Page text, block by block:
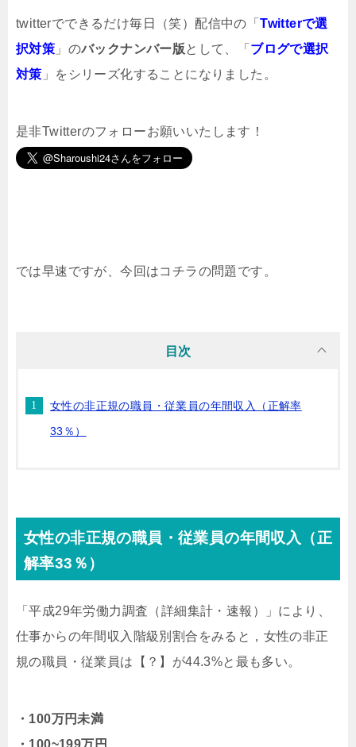
twitterでできるだけ毎日（笑）配信中の「Twitterで選
択対策 」のバックナンバー版として、「 ブログで選択
対策 」をシリーズ化することになりました。
是非Twitterのフォローお願いいたします！
では早速ですが、今回はコチラの問題です。
目次
女性の非正規の職員・従業員の年間収入（正解率
33％）
女性の非正規の職員・従業員の年間収入（正
解率33％）
「平成29年労働力調査（詳細集計・速報）」により、
仕事からの年間収入階級別割合をみると，女性の非正
規の職員・従業員は【？】が44.3%と最も多い。
・100万円未満
・100~199万円